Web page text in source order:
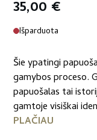
35,00 €
Išparduota
Šie ypatingi
gamybos proceso.
papuošalas tai
gamtoje visiškai
PLAČIAU